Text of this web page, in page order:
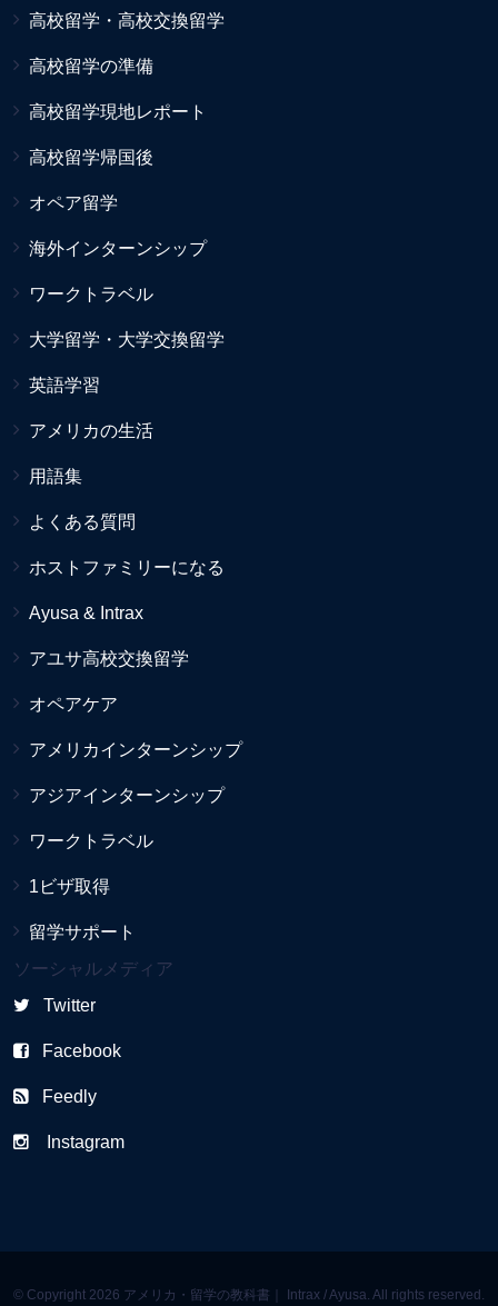
高校留学・高校交換留学
高校留学の準備
高校留学現地レポート
高校留学帰国後
オペア留学
海外インターンシップ
ワークトラベル
大学留学・大学交換留学
英語学習
アメリカの生活
用語集
よくある質問
ホストファミリーになる
Ayusa & Intrax
アユサ高校交換留学
オペアケア
アメリカインターンシップ
アジアインターンシップ
ワークトラベル
1ビザ取得
留学サポート
ソーシャルメディア
Twitter
Facebook
Feedly
Instagram
© Copyright 2026 アメリカ・留学の教科書｜ Intrax / Ayusa. All rights reserved.